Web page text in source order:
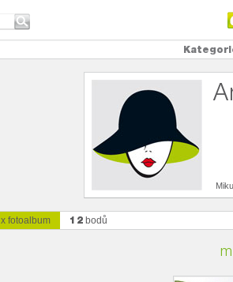
x fotoalbum 12 bodů